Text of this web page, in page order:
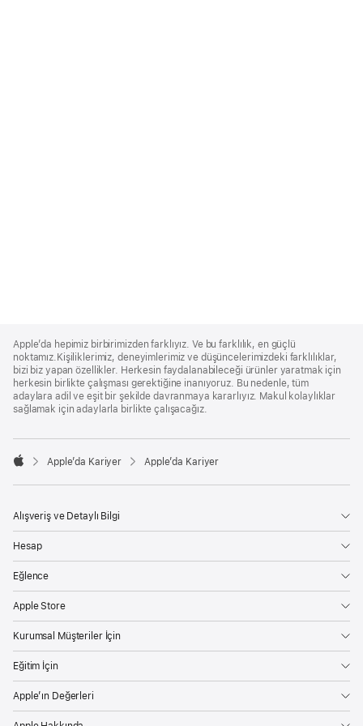
Footer
Apple’da hepimiz birbirimizden farklıyız. Ve bu farklılık, en güçlü
noktamız.Kişiliklerimiz, deneyimlerimiz ve düşüncelerimizdeki farklılıklar,
bizi biz yapan özellikler. Herkesin faydalanabileceği ürünler yaratmak için
herkesin birlikte çalışması gerektiğine inanıyoruz. Bu nedenle, tüm
adaylara adil ve eşit bir şekilde davranmaya kararlıyız. Makul kolaylıklar
sağlamak için adaylarla birlikte çalışacağız.

Apple’da Kariyer Apple’da Kariyer
Alışveriş ve Detaylı Bilgi
Hesap
Eğlence
Apple Store
Kurumsal Müşteriler İçin
Eğitim İçin
Apple’ın Değerleri